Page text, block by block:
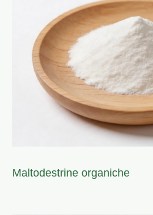
Maltodestrine organiche